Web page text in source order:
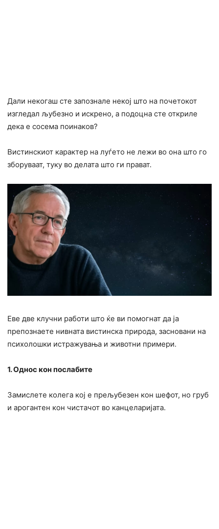
Дали некогаш сте запознале некој што на почетокот
изгледал љубезно и искрено, а подоцна сте откриле
дека е сосема поинаков?
Вистинскиот карактер на луѓето не лежи во она што го
зборуваат, туку во делата што ги прават.
Еве две клучни работи што ќе ви помогнат да ја
препознаете нивната вистинска природа, засновани на
психолошки истражувања и животни примери.
1. Однос кон послабите
Замислете колега кој е прељубезен кон шефот, но груб
и арогантен кон чистачот во канцеларијата.